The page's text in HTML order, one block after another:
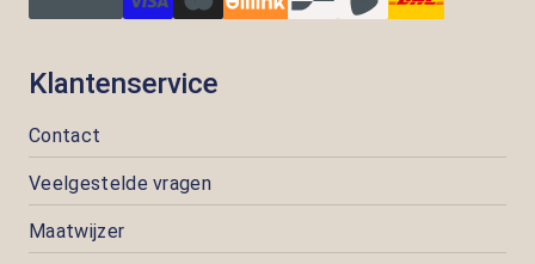
Klantenservice
Contact
Veelgestelde vragen
Maatwijzer